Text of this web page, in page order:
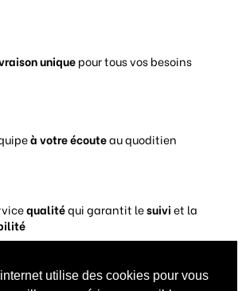
utilise des cookies pour vous
uniquepour tous vos besoins
à votre écouteau quoditien
qualitéqui garantit lesuiviet la